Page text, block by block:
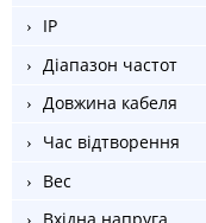
IP
Діапазон частот
Довжина кабеля
Час відтворення
Вес